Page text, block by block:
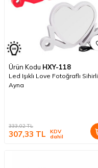
Ürün Kodu HXY-118
Led Işıklı Love Fotoğraflı Sihirli
Ayna
333,02TL
307,33 TL KDV
dahil